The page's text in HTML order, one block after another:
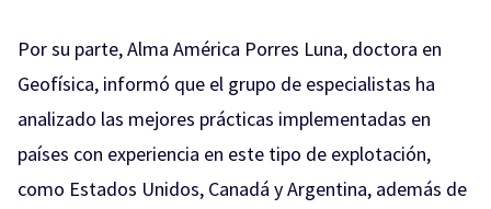
Por su parte, Alma América Porres Luna, doctora en
Geofísica, informó que el grupo de especialistas ha
analizado las mejores prácticas implementadas en
países con experiencia en este tipo de explotación,
como Estados Unidos, Canadá y Argentina, además de